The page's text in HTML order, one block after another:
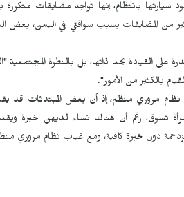
سيارتها بانتظام، إنها تواجه مضايقات
من المضايقات بسبب سواقتي في اليمن، بعض
على القيادة بحد ذاتها، بل بالنظرة المجتمعية
بالكثير من الأمور".
نظام مروري منظم، إذ أن بعض المبتدئات قد
تسوق، رغم أن هناك نساء لديهن خبرة
دون خبرة كافية، ومع غياب نظام مروري